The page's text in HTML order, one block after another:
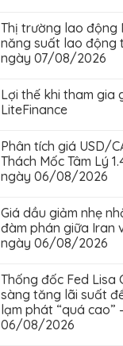
Thị trường lao động
năng suất lao động
ngày 07/08/2026
Lợi thế khi tham gia
LiteFinance
Phân tích giá USD/
Thách Mốc Tâm Lý
ngày 06/08/2026
Giá dầu giảm nhẹ
đàm phán giữa Iran
ngày 06/08/2026
Thống đốc Fed Lisa
sàng tăng lãi suất
lạm phát “quá cao”
06/08/2026